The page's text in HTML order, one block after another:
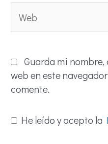
Guarda mi
web en este
comente.
He leído y acepto la